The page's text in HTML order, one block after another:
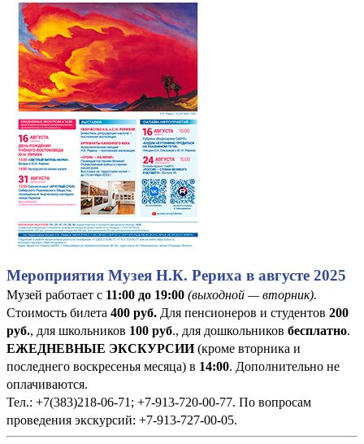
Мероприятия Музея Н.К. Рериха в августе 2025
Музей работает с 11:00 до 19:00 (выходной — вторник).
Стоимость билета 400 руб. Для пенсионеров и студентов 200
руб., для школьников 100 руб., для дошкольников бесплатно.
ЕЖЕДНЕВНЫЕ ЭКСКУРСИИ(кроме вторника и
последнего воскресенья месяца) в 14:00. Дополнительно не
оплачиваются.
Тел.: +7(383)218-06-71; +7-913-720-00-77. По вопросам
проведения экскурсий: +7-913-727-00-05.